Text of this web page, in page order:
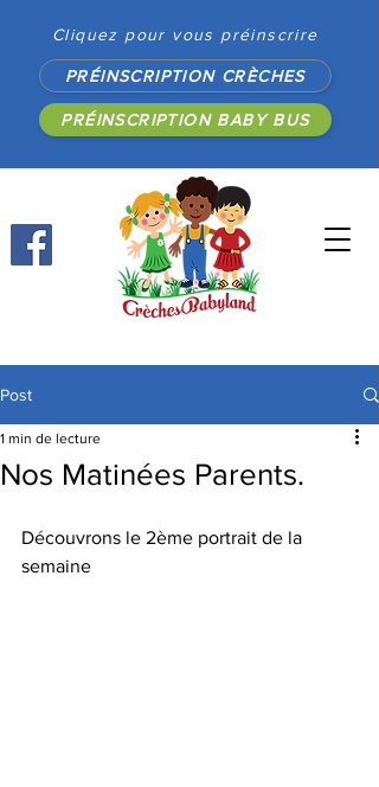
Cliquez pour vous préinscrire
PRÉINSCRIPTION CRÈCHES
PRÉINSCRIPTION BABY BUS
Post
Nos Matinées Parents.
1 min de lecture
Découvrons le 2ème portrait de la
semaine